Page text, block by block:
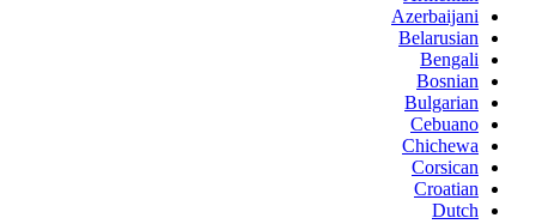
Azerbaijani
Belarusian
Bengali
Bosnian
Bulgarian
Cebuano
Chichewa
Corsican
Croatian
Dutch